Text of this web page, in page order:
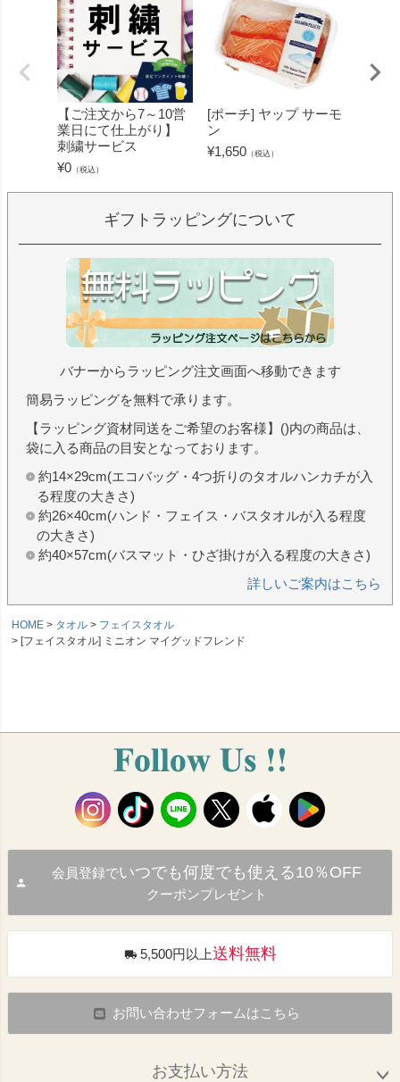
【ご注文から7～10営
業日にて仕上がり】
刺繍サービス
¥0 （税込）
[ポーチ] ヤップ サーモ
ン
¥1,650 （税込）
ギフトラッピングについて
バナーからラッピング注文画面へ移動できます
簡易ラッピングを無料で承ります。
【ラッピング資材同送をご希望のお客様】()内の商品は、
袋に入る商品の目安となっております。
約14×29cm(エコバッグ・4つ折りのタオルハンカチが入
る程度の大きさ)
約26×40cm(ハンド・フェイス・バスタオルが入る程度
の大きさ)
約40×57cm(バスマット・ひざ掛けが入る程度の大きさ)
詳しいご案内はこちら
HOME タオル
フェイスタオル
[フェイスタオル] ミニオン マイグッドフレンド
会員登録でいつでも何度でも使える10％OFF
クーポンプレゼント
5,500円以上送料無料
お問い合わせフォームはこちら
お支払い方法